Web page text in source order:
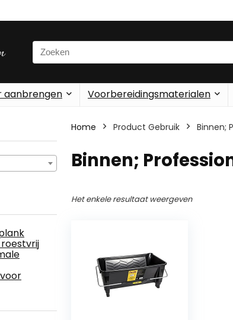
Search
for:
aanbrengen Voorbereidingsmaterialen
Home Product Gebruik ‎Binnen;
‎Binnen;
Het enkele resultaat weergeven